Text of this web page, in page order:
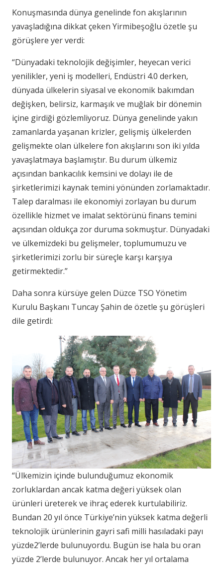
Konuşmasında dünya genelinde fon akışlarının
yavaşladığına dikkat çeken Yirmibeşoğlu özetle şu
görüşlere yer verdi:
“Dünyadaki teknolojik değişimler, heyecan verici
yenilikler, yeni iş modelleri, Endüstri 4.0 derken,
dünyada ülkelerin siyasal ve ekonomik bakımdan
değişken, belirsiz, karmaşık ve muğlak bir dönemin
içine girdiği gözlemliyoruz. Dünya genelinde yakın
zamanlarda yaşanan krizler, gelişmiş ülkelerden
gelişmekte olan ülkelere fon akışlarını son iki yılda
yavaşlatmaya başlamıştır. Bu durum ülkemiz
açısından bankacılık kemsini ve dolayı ile de
şirketlerimizi kaynak temini yönünden zorlamaktadır.
Talep daralması ile ekonomiyi zorlayan bu durum
özellikle hizmet ve imalat sektörünü finans temini
açısından oldukça zor duruma sokmuştur. Dünyadaki
ve ülkemizdeki bu gelişmeler, toplumumuzu ve
şirketlerimizi zorlu bir süreçle karşı karşıya
getirmektedir.”
Daha sonra kürsüye gelen Düzce TSO Yönetim
Kurulu Başkanı Tuncay Şahin de özetle şu görüşleri
dile getirdi:
“Ülkemizin içinde bulunduğumuz ekonomik
zorluklardan ancak katma değeri yüksek olan
ürünleri üreterek ve ihraç ederek kurtulabiliriz.
Bundan 20 yıl önce Türkiye’nin yüksek katma değerli
teknolojik ürünlerinin gayri safi milli hasıladaki payı
yüzde2’lerde bulunuyordu. Bugün ise hala bu oran
yüzde 2’lerde bulunuyor. Ancak her yıl ortalama